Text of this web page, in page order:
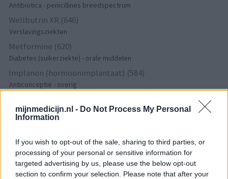
mijnmedicijn.nl - Do Not Process My Personal
Information
If you wish to opt-out of the sale, sharing to third parties, or
processing of your personal or sensitive information for
targeted advertising by us, please use the below opt-out
section to confirm your selection. Please note that after your
Antibiotica - penicillines breedspectrum
Wellbutrin XR (646)
Verslavingsziekten
Metformine (620)
Diabetes (suikerziekte) - orale middelen
Implanon (hormoonimplantaat) (584)
Anticonceptie - overig
Depressie - antidepressiva SSRI
ADHD - psychostimulantia
Amlodipine (493)
Bloeddruk - calciumantagonisten